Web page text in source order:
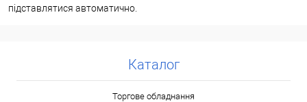
підставлятися автоматично.
Каталог
Торгове обладнання